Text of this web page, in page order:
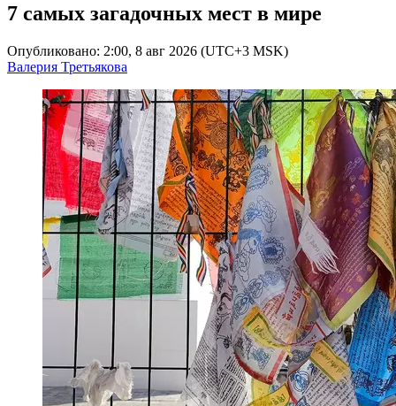
7 самых загадочных мест в мире
Опубликовано: 2:00, 8 авг 2026 (UTC+3 MSK)
Валерия Третьякова